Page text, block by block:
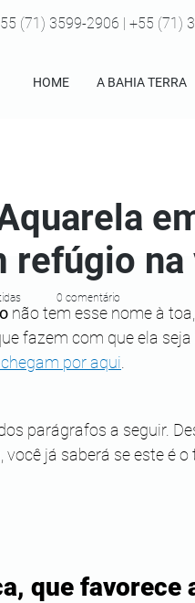
HOME A BAHIA TERRA
(71) 3599-2906 | +55 (71)
não tem esse nome à
fazem com que ela
por aqui
parágrafos a seguir.
já saberá se este é
que favorece
0 comentário
refúgio na